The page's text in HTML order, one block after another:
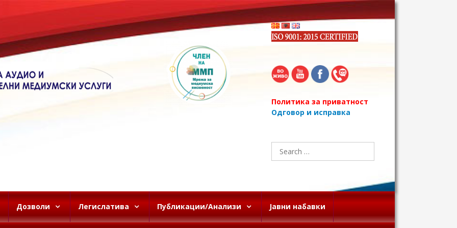
Политика за приватност
Одговор и исправка
Search
for:
Дозволи Легислатива Публикации/Анализи Јавни набавки